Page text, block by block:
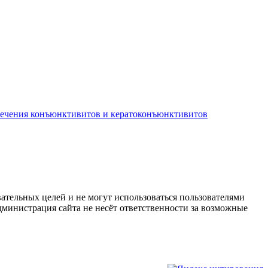
конъюнктивитов и кератоконъюнктивитов
целей и не могут использоваться пользователями
сайта не несёт ответственности за возможные